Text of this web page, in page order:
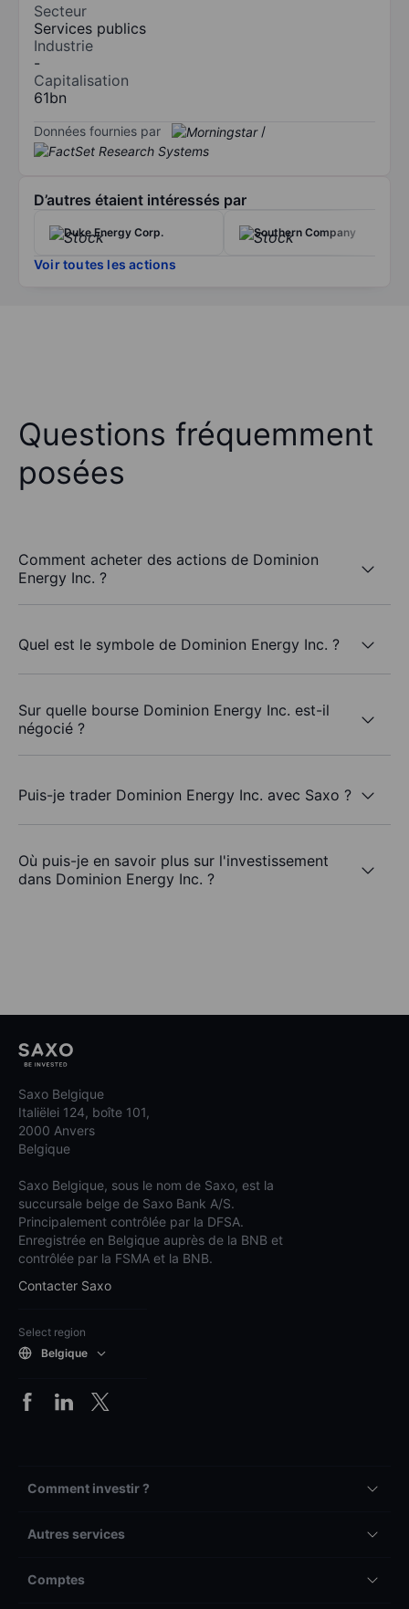
Secteur
Services publics
Industrie
-
Capitalisation
61bn
Données fournies par /
D’autres étaient intéressés par
Duke Energy Corp. Southern Company
Voir toutes les actions
Questions fréquemment
posées
Comment acheter des actions de Dominion
Energy Inc. ?
Quel est le symbole de Dominion Energy Inc. ?
Sur quelle bourse Dominion Energy Inc. est-il
négocié ?
Puis-je trader Dominion Energy Inc. avec Saxo ?
Où puis-je en savoir plus sur l'investissement
dans Dominion Energy Inc. ?
Saxo Belgique
Italiëlei 124, boîte 101,
2000 Anvers
Belgique
Saxo Belgique, sous le nom de Saxo, est la
succursale belge de Saxo Bank A/S.
Principalement contrôlée par la DFSA.
Enregistrée en Belgique auprès de la BNB et
contrôlée par la FSMA et la BNB.
Contacter Saxo
Select region
Belgique
Comment investir ?
Autres services
Comptes